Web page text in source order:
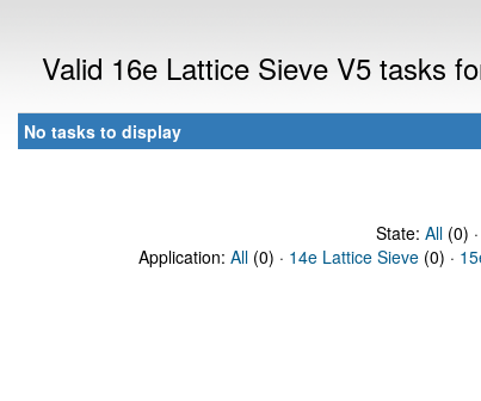
Valid 16e Lattice Sieve V5 tasks
No tasks to display
State: All(0) ·
Application: All (0) · 14e Lattice Sieve (0) ·